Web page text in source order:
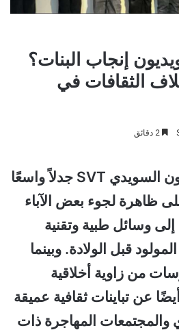
إنجاب البنات؟
الثقافات في
أثار تقرير بثّه التلفزيون السويدي SVT جدلاً واسعًا
ظاهرة لجوء بعض الآباء
وسائل طبية وتقنية
قبل الولادة. وبينما
من زاوية أخلاقية
عن تباينات ثقافية عميقة
والمجتمعات المهاجرة ذات